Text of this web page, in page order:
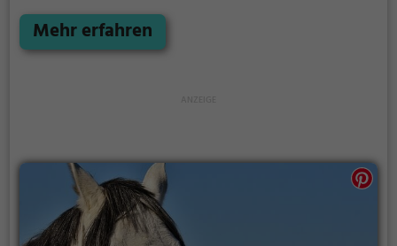
Möglichkeiten zur Entspannung.
Mehr erfahren